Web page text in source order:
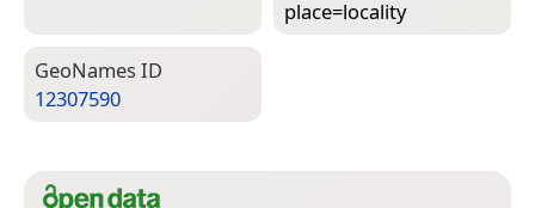
place=­locality
Geo­Names ID
12307590